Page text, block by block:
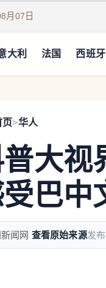
月07日
大利 法国 西班牙
页>华人
大视
巴中
闻网 查看原始来源发布